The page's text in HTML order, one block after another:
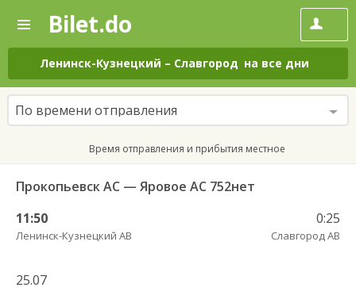
—
Поиск
и
покупка
билетов
на
автобус
онлайн
Bilet.do
Ленинск-Кузнецкий – Славгород на все дни
По времени отправления
Время отправления и прибытия местное
Прокопьевск АС — Яровое АС 752нет
11:50
Ленинск-Кузнецкий АВ
0:25
Славгород АВ
25.07